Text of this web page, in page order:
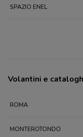
SPAZIO ENEL
Volantini e
ROMA
MONTEROTONDO